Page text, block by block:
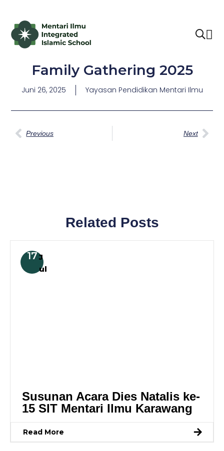
Family Gathering 2025
Juni 26, 2025 Yayasan Pendidikan Mentari Ilmu
Previous Next
Related Posts
17J
ul
Susunan Acara Dies Natalis ke-
15 SIT Mentari Ilmu Karawang
Read More